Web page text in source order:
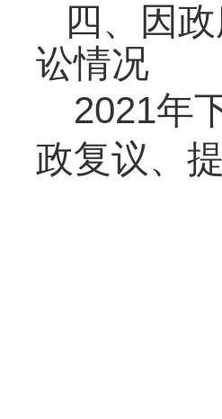
四、因
讼情况
2021年
政复议、